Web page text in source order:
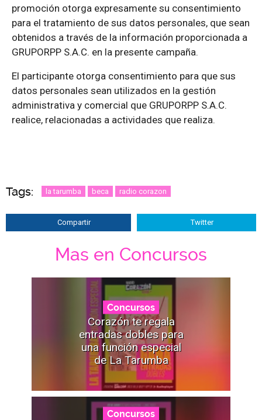
promoción otorga expresamente su consentimiento
para el tratamiento de sus datos personales, que sean
obtenidos a través de la información proporcionada a
GRUPORPP S.A.C. en la presente campaña.
El participante otorga consentimiento para que sus
datos personales sean utilizados en la gestión
administrativa y comercial que GRUPORPP S.A.C.
realice, relacionadas a actividades que realiza.
Tags: la tarumba beca radio corazon
Compartir Twitter
Mas en Concursos
Concursos
Corazón te regala
entradas dobles para
una función especial
de La Tarumba
Concursos